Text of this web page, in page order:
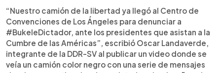
“Nuestro camión de la libertad ya llegó al Centro de
Convenciones de Los Ángeles para denunciar a
#BukeleDictador, ante los presidentes que asistan a la
Cumbre de las Américas”, escribió Oscar Landaverde,
integrante de la DDR-SV al publicar un video donde se
veía un camión color negro con una serie de mensajes